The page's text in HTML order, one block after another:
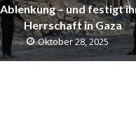
Ablenkung – und festigt
Herrschaft in Gaza
Oktober 28, 2025